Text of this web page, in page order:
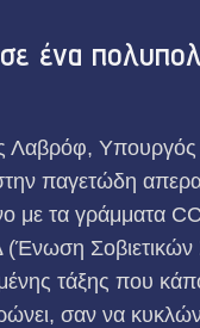
ένα
Λαβρόφ,
παγετώδη
με τα γράμματα
Σοβιετικών
τάξης που
σαν να